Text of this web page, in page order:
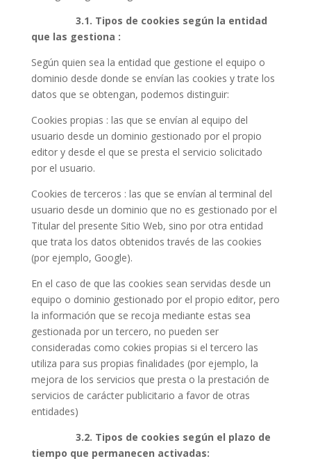
3.1. Tipos de cookies según la entidad
que las gestiona :
Según quien sea la entidad que gestione el equipo o
dominio desde donde se envían las cookies y trate los
datos que se obtengan, podemos distinguir:
Cookies propias : las que se envían al equipo del
usuario desde un dominio gestionado por el propio
editor y desde el que se presta el servicio solicitado
por el usuario.
Cookies de terceros : las que se envían al terminal del
usuario desde un dominio que no es gestionado por el
Titular del presente Sitio Web, sino por otra entidad
que trata los datos obtenidos través de las cookies
(por ejemplo, Google).
En el caso de que las cookies sean servidas desde un
equipo o dominio gestionado por el propio editor, pero
la información que se recoja mediante estas sea
gestionada por un tercero, no pueden ser
consideradas como cokies propias si el tercero las
utiliza para sus propias finalidades (por ejemplo, la
mejora de los servicios que presta o la prestación de
servicios de carácter publicitario a favor de otras
entidades)
3.2. Tipos de cookies según el plazo de
tiempo que permanecen activadas: